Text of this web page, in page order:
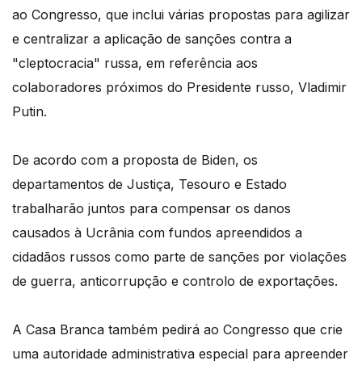
ao Congresso, que inclui várias propostas para agilizar
e centralizar a aplicação de sanções contra a
"cleptocracia" russa, em referência aos
colaboradores próximos do Presidente russo, Vladimir
Putin.
De acordo com a proposta de Biden, os
departamentos de Justiça, Tesouro e Estado
trabalharão juntos para compensar os danos
causados à Ucrânia com fundos apreendidos a
cidadãos russos como parte de sanções por violações
de guerra, anticorrupção e controlo de exportações.
A Casa Branca também pedirá ao Congresso que crie
uma autoridade administrativa especial para apreender